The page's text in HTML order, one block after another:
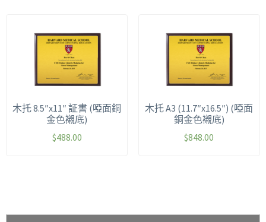
木托 8.5″x11″ 証書 (啞面銅
金色襯底)
$488.00
木托 A3 (11.7″x16.5″) (啞面
銅金色襯底)
$848.00